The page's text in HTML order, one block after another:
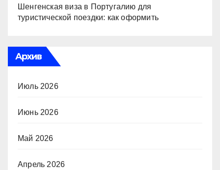
Шенгенская виза в Португалию для
туристической поездки: как оформить
Архив
Июль 2026
Июнь 2026
Май 2026
Апрель 2026